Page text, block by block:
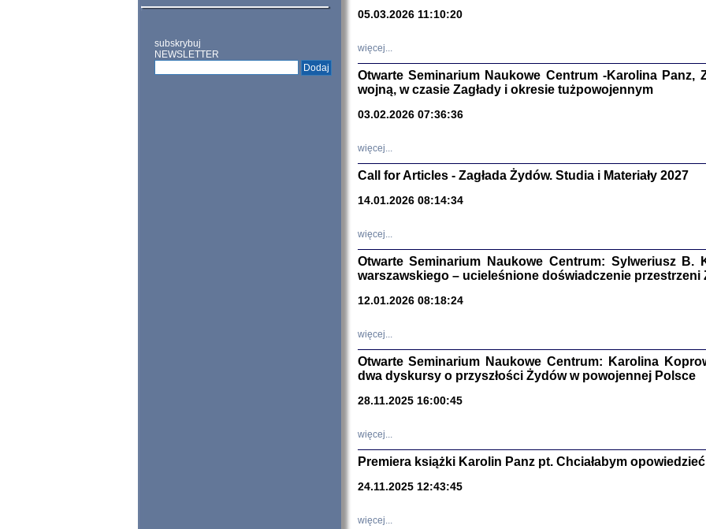
subskrybuj
NEWSLETTER
Zagłada
Studia i
'z
Józef Zelkowicz,
CZYTAJĄC
Dziennik
05.03.2026 11:10:20
więcej...
Otwarte Seminarium Naukowe Centrum -Karolina Panz,
wojną, w czasie Zagłady i okresie tużpowojennym
03.02.2026 07:36:36
więcej...
Call for Articles - Zagłada Żydów. Studia i Materiały 2027
14.01.2026 08:14:34
więcej...
Otwarte Seminarium Naukowe Centrum: Sylweriusz B.
warszawskiego – ucieleśnione doświadczenie przestrzeni
12.01.2026 08:18:24
więcej...
Otwarte Seminarium Naukowe Centrum: Karolina
dwa dyskursy o przyszłości Żydów w powojennej Polsce
28.11.2025 16:00:45
więcej...
Premiera książki Karolin Panz pt. Chciałabym
24.11.2025 12:43:45
więcej...